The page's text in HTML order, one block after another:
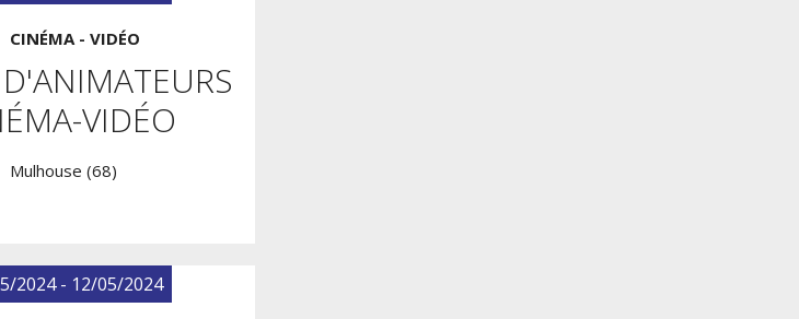
CINÉMA - VIDÉO
VIDÉO
Mulhouse (68)
2024 - 12/05/2024